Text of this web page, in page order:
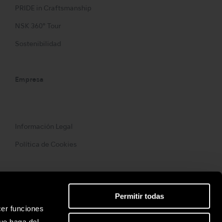
funciones
Permitir todas
PRIDE in Craftsmanship
NSK 360° Tour
Sostenibilidad
Empresa
Información Legal
Política de Cookies